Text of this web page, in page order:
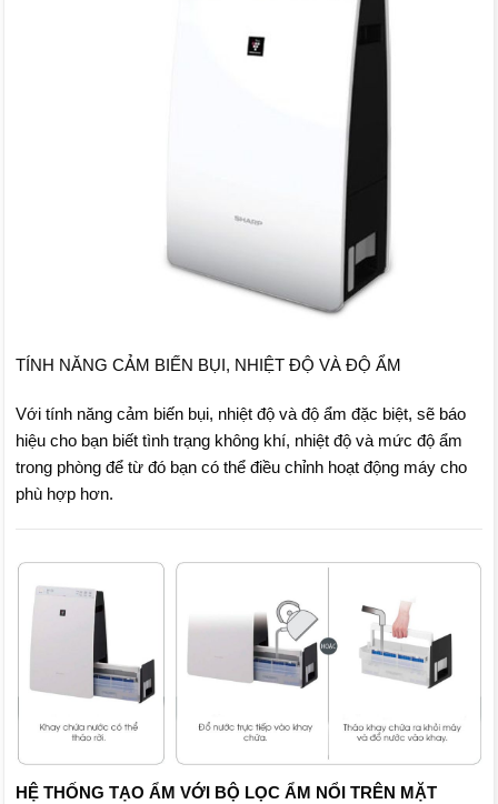
TÍNH NĂNG CẢM BIẾN BỤI, NHIỆT ĐỘ VÀ ĐỘ ẨM
Với tính năng cảm biến bụi, nhiệt độ và độ ẩm đặc biệt, sẽ báo
hiệu cho bạn biết tình trạng không khí, nhiệt độ và mức độ ẩm
trong phòng để từ đó bạn có thể điều chỉnh hoạt động máy cho
phù hợp hơn.
HỆ THỐNG TẠO ẨM VỚI BỘ LỌC ẨM NỔI TRÊN MẶT